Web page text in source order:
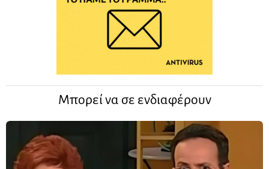
Μπορεί να σε ενδιαφέρουν